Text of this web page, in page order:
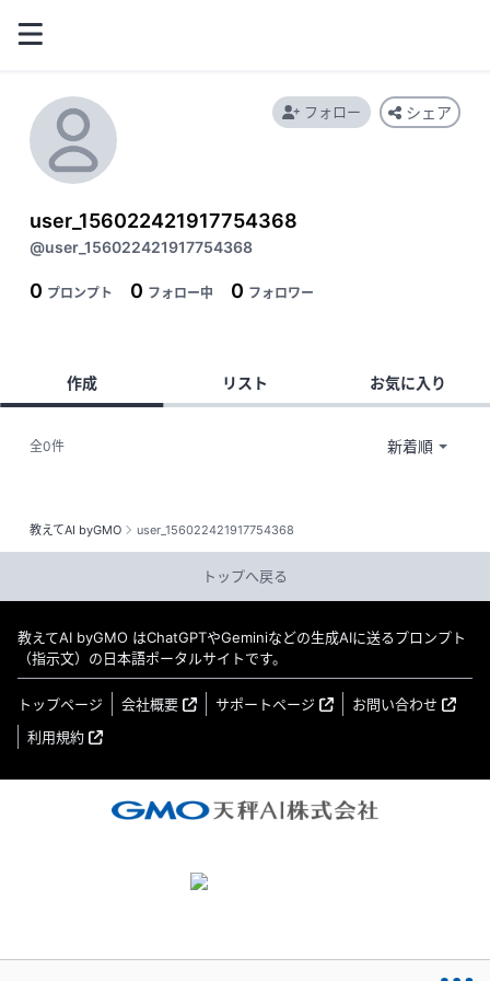
教えてAI byGMO user_156022421917754368
user_156022421917754368
@user_156022421917754368
0 プロンプト 0 フォロー中 0 フォロワー
フォロー シェア
作成 リスト お気に入り
全0件
トップへ戻る
教えてAI byGMO はChatGPTやGeminiなどの生成AIに送るプロンプト
（指示文）の日本語ポータルサイトです。
トップページ 会社概要 サポートページ
お問い合わせ
利用規約